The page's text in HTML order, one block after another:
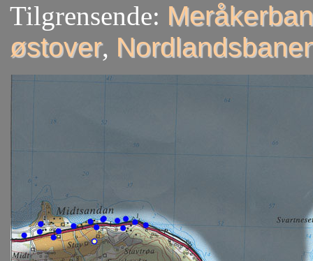
Tilgrensende:
østover,